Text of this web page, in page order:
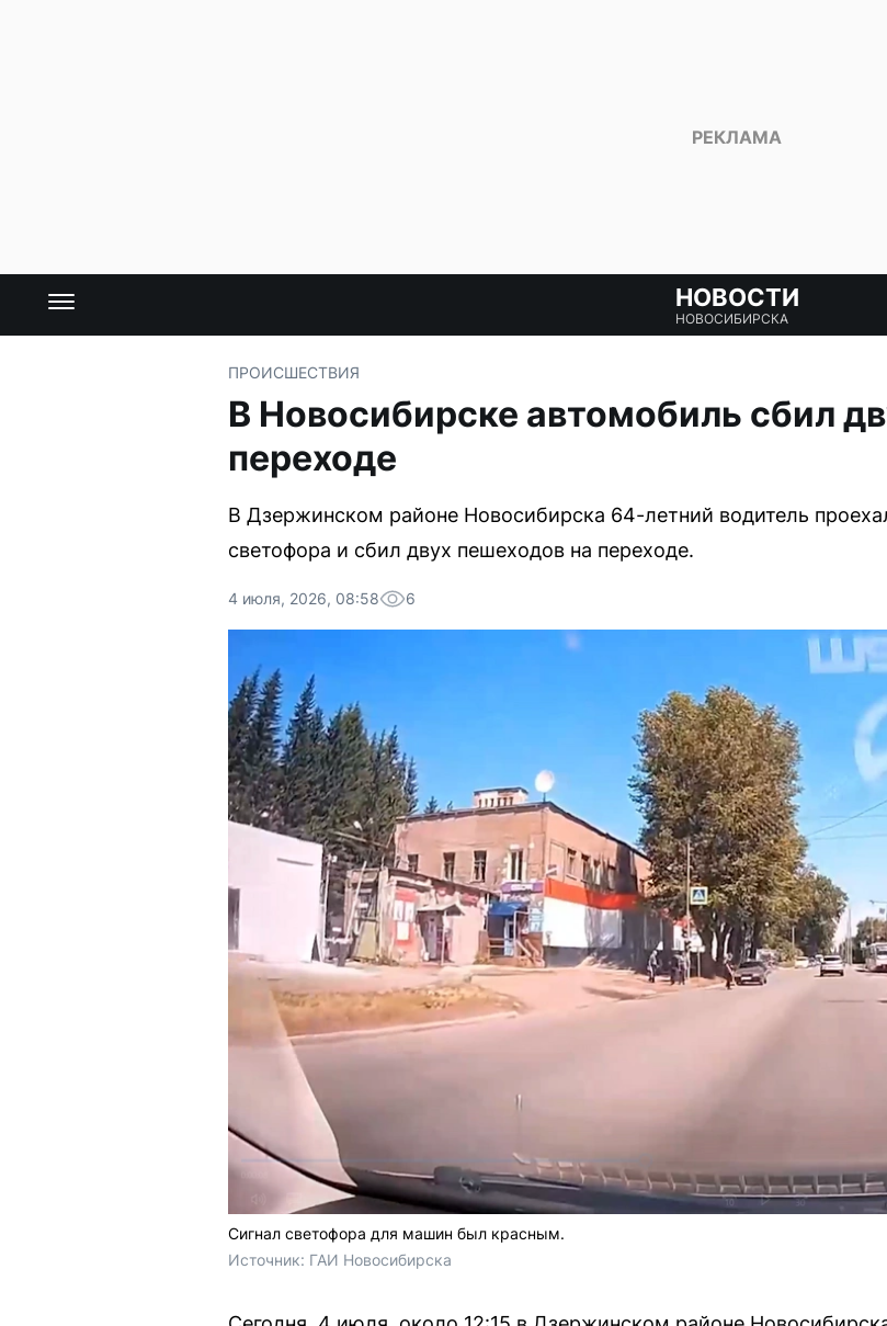
НОВОСТИ
НОВОСИБИРСКА
ПРОИСШЕСТВИЯ
В Новосибирске автомобиль сбил
переходе
В Дзержинском районе Новосибирска 64-летний водитель
светофора и сбил двух пешеходов на переходе.
4 июля, 2026, 08:58 6
Сигнал светофора для машин был красным.
Источник: ГАИ Новосибирска